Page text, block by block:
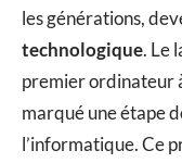
les générations,
technologique. Le
premier ordinateur
marqué une étape
l’informatique. Ce